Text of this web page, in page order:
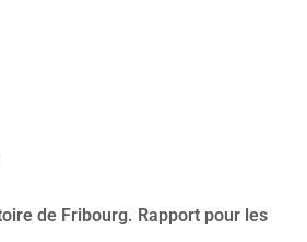
de Fribourg. Rapport pour les